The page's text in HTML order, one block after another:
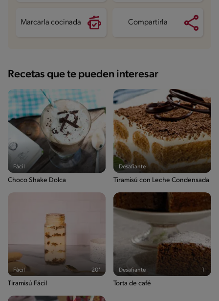
Marcarla cocinada Compartirla
Recetas que te pueden interesar
Fácil
Choco Shake Dolca
Desafiante
Tiramisú con Leche Condensada
Fácil 20'
Tiramisú Fácil
Desafiante 1'
Torta de café